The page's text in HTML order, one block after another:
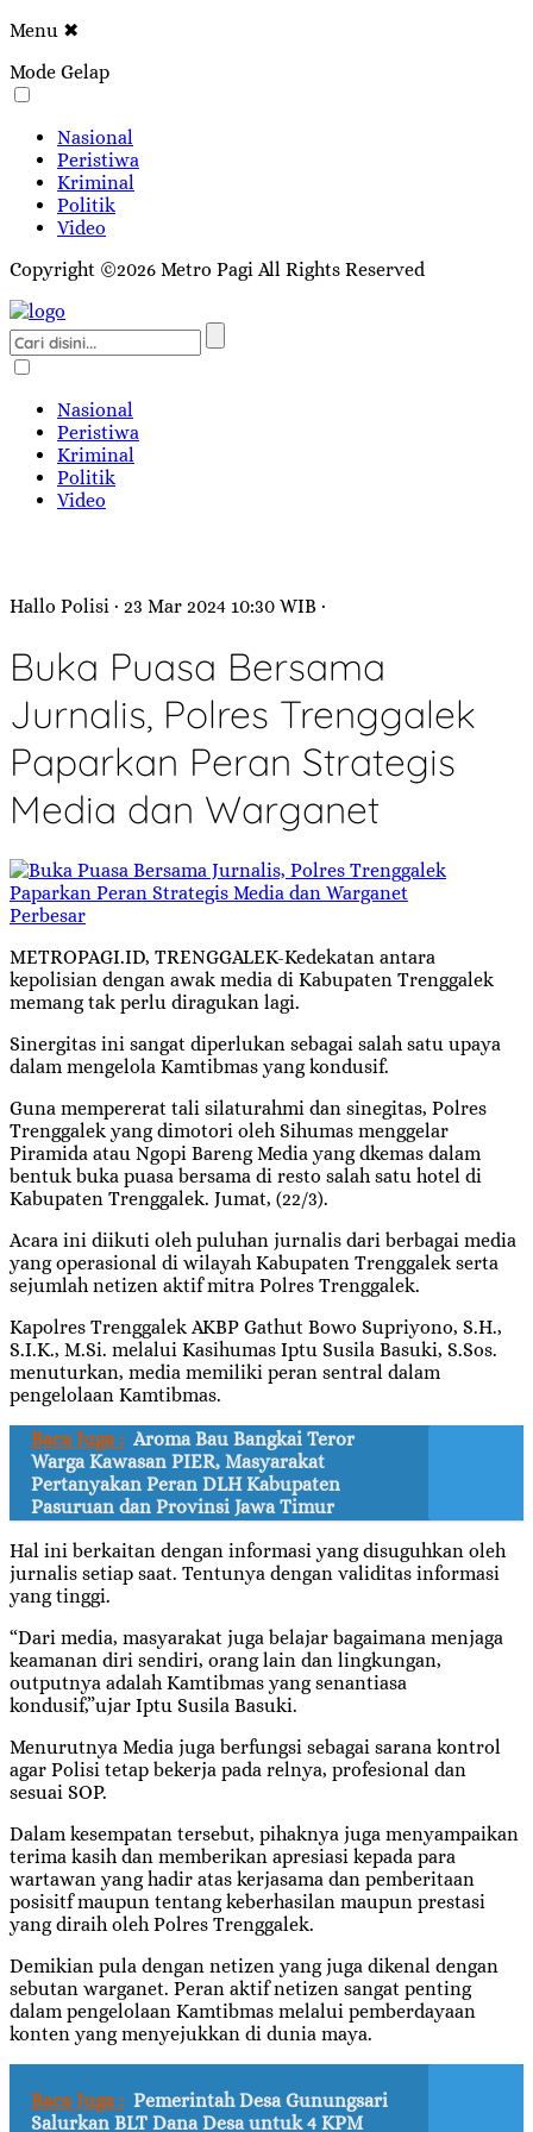
Menu ✖
Mode Gelap
Nasional
Peristiwa
Kriminal
Politik
Video
Copyright ©2026 Metro Pagi All Rights Reserved
Nasional
Peristiwa
Kriminal
Politik
Video
Hallo Polisi · 23 Mar 2024 10:30 WIB ·
Buka Puasa Bersama
Jurnalis, Polres Trenggalek
Paparkan Peran Strategis
Media dan Warganet
Perbesar
METROPAGI.ID, TRENGGALEK-Kedekatan antara
kepolisian dengan awak media di Kabupaten Trenggalek
memang tak perlu diragukan lagi.
Sinergitas ini sangat diperlukan sebagai salah satu upaya
dalam mengelola Kamtibmas yang kondusif.
Guna mempererat tali silaturahmi dan sinegitas, Polres
Trenggalek yang dimotori oleh Sihumas menggelar
Piramida atau Ngopi Bareng Media yang dkemas dalam
bentuk buka puasa bersama di resto salah satu hotel di
Kabupaten Trenggalek. Jumat, (22/3).
Acara ini diikuti oleh puluhan jurnalis dari berbagai media
yang operasional di wilayah Kabupaten Trenggalek serta
sejumlah netizen aktif mitra Polres Trenggalek.
Kapolres Trenggalek AKBP Gathut Bowo Supriyono, S.H.,
S.I.K., M.Si. melalui Kasihumas Iptu Susila Basuki, S.Sos.
menuturkan, media memiliki peran sentral dalam
pengelolaan Kamtibmas.
Baca Juga : Aroma Bau Bangkai Teror
Warga Kawasan PIER, Masyarakat
Pertanyakan Peran DLH Kabupaten
Pasuruan dan Provinsi Jawa Timur
Hal ini berkaitan dengan informasi yang disuguhkan oleh
jurnalis setiap saat. Tentunya dengan validitas informasi
yang tinggi.
“Dari media, masyarakat juga belajar bagaimana menjaga
keamanan diri sendiri, orang lain dan lingkungan,
outputnya adalah Kamtibmas yang senantiasa
kondusif,”ujar Iptu Susila Basuki.
Menurutnya Media juga berfungsi sebagai sarana kontrol
agar Polisi tetap bekerja pada relnya, profesional dan
sesuai SOP.
Dalam kesempatan tersebut, pihaknya juga menyampaikan
terima kasih dan memberikan apresiasi kepada para
wartawan yang hadir atas kerjasama dan pemberitaan
posisitf maupun tentang keberhasilan maupun prestasi
yang diraih oleh Polres Trenggalek.
Demikian pula dengan netizen yang juga dikenal dengan
sebutan warganet. Peran aktif netizen sangat penting
dalam pengelolaan Kamtibmas melalui pemberdayaan
konten yang menyejukkan di dunia maya.
Baca Juga : Pemerintah Desa Gunungsari
Salurkan BLT Dana Desa untuk 4 KPM